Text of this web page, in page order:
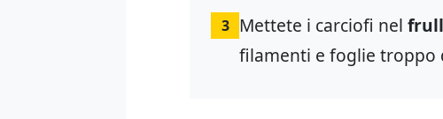
3 Mettete i carciofi nel
filamenti e foglie troppo